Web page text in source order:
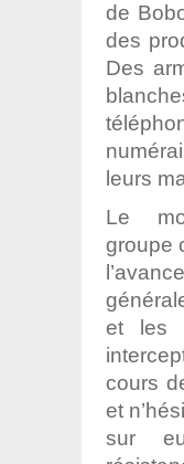
de
des
Des
leurs
Le
groupe
et les
cours
et
sur